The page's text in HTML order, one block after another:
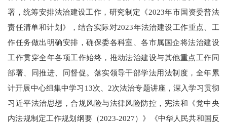
署，统筹安排法治建设工作，研究制定《2023年市国资委普法
责任清单和计划》，结合实际对2023年法治建设工作重点、工
作任务做出明确安排，确保委各科室、各市属国企将法治建设
工作贯穿全年各项工作始终， 推动法治建设与其他重点工作同
部署、同推进、同督促。 落实领导干部学法用法制度 ，全年累
计开展中心组集中学习 13次、 2次法治专题讲座，深入学习贯彻
习近平法治思想，合规风险与法律风险防控，宪法和 《党中央
内法规制定工作规划纲要（2023-2027）》《中华人民共和国反